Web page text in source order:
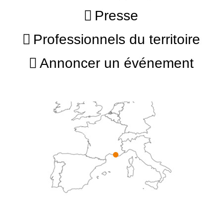
Presse
Professionnels du territoire
Annoncer un événement